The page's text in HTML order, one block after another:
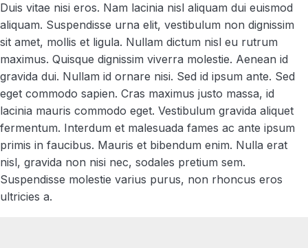
Duis vitae nisi eros. Nam lacinia nisl aliquam dui euismod
aliquam. Suspendisse urna elit, vestibulum non dignissim
sit amet, mollis et ligula. Nullam dictum nisl eu rutrum
maximus. Quisque dignissim viverra molestie. Aenean id
gravida dui. Nullam id ornare nisi. Sed id ipsum ante. Sed
eget commodo sapien. Cras maximus justo massa, id
lacinia mauris commodo eget. Vestibulum gravida aliquet
fermentum. Interdum et malesuada fames ac ante ipsum
primis in faucibus. Mauris et bibendum enim. Nulla erat
nisl, gravida non nisi nec, sodales pretium sem.
Suspendisse molestie varius purus, non rhoncus eros
ultricies a.